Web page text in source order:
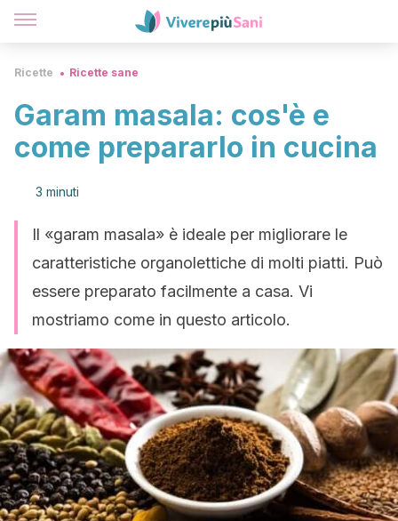
Ricette Ricette sane
Garam masala: cos'è e
come prepararlo in cucina
3 minuti
Il «garam masala» è ideale per migliorare le
caratteristiche organolettiche di molti piatti. Può
essere preparato facilmente a casa. Vi
mostriamo come in questo articolo.